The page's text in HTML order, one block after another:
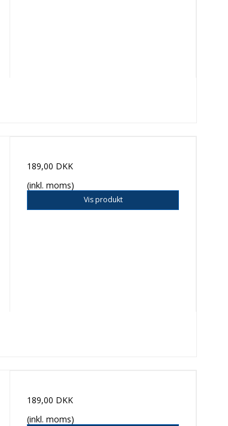
189,00 DKK
(inkl. moms)
Vis produkt
189,00 DKK
(inkl. moms)